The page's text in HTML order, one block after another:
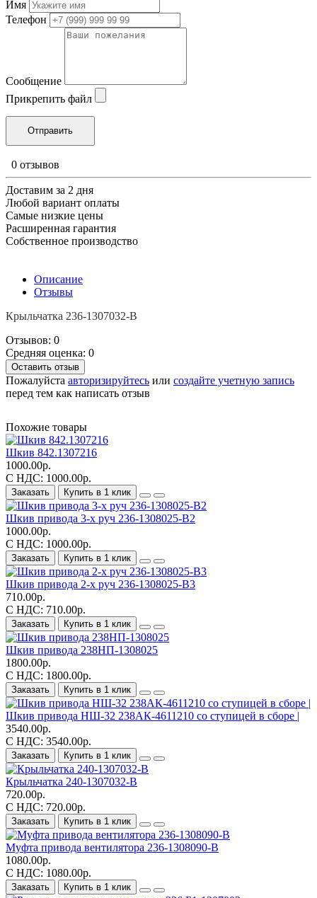
Имя
Телефон
Сообщение
Прикрепить файл
0 отзывов
Доставим за 2 дня
Любой вариант оплаты
Самые низкие цены
Расширенная гарантия
Собственное производство
Описание
Отзывы
Крыльчатка 236-1307032-В
Отзывов: 0
Средняя оценка: 0
Оставить отзыв
Пожалуйста авторизируйтесь или создайте учетную запись
перед тем как написать отзыв
Похожие товары
Шкив 842.1307216
1000.00р.
С НДС: 1000.00р.
Заказать Купить в 1 клик
Шкив привода 3-х руч 236-1308025-В2
1000.00р.
С НДС: 1000.00р.
Заказать Купить в 1 клик
Шкив привода 2-х руч 236-1308025-В3
710.00р.
С НДС: 710.00р.
Заказать Купить в 1 клик
Шкив привода 238НП-1308025
1800.00р.
С НДС: 1800.00р.
Заказать Купить в 1 клик
Шкив привода НШ-32 238АК-4611210 со ступицей в сборе |
3540.00р.
С НДС: 3540.00р.
Заказать Купить в 1 клик
Крыльчатка 240-1307032-В
720.00р.
С НДС: 720.00р.
Заказать Купить в 1 клик
Муфта привода вентилятора 236-1308090-В
1080.00р.
С НДС: 1080.00р.
Заказать Купить в 1 клик